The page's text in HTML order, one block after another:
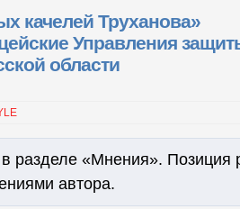
качелей Труханова»
Управления
области
в разделе «Мнения». Позиция
автора.